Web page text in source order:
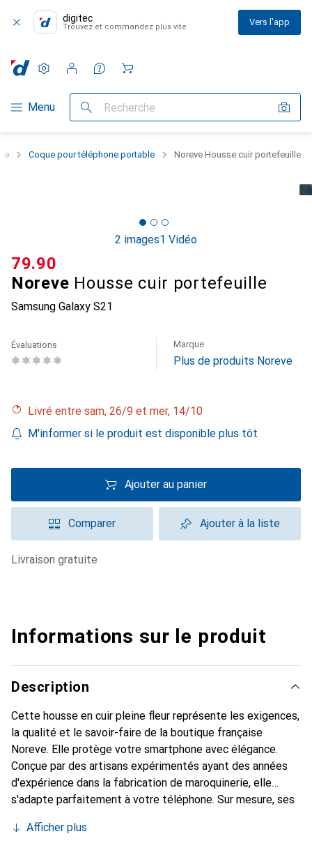
digitec
Trouvez et commandez plus vite Vers l'app
Navigation par catégorie
Menu Recherche
Paramètres
Compte client
Listes de comparaison
Listes d'envies
Panier
Coque pour téléphone portable Noreve Housse cuir portefeuille
2 images1 Vidéo
Noreve Housse cuir portefeuille
Samsung Galaxy S21
CHF
79.90
Évaluations Marque
Plus de produits Noreve
Livré entre sam, 26/9 et mer, 14/10
M'informer si le produit est disponible plus tôt
Ajouter au panier
Comparer Ajouter à la liste
livraison gratuite
Informations sur le produit
Description
Cette housse en cuir pleine fleur représente les exigences,
la qualité et le savoir-faire de la boutique française
Noreve. Elle protège votre smartphone avec élégance.
Conçue par des artisans expérimentés ayant des années
d'expérience dans la fabrication de maroquinerie, elle
s'adapte parfaitement à votre téléphone. Sur mesure, ses
Elle devient l'accessoire chic et indispensable pour votre
Afficher plus